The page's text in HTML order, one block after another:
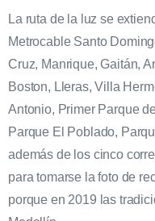
La ruta de la luz se
Metrocable Santo
Cruz, Manrique, Gaitán,
Boston, Lleras, Villa
Antonio, Primer Parque
Parque El Poblado,
además de los cinco
para tomarse la foto de
porque en 2019 las